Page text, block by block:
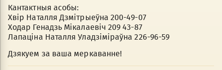
Кантактныя асобы:
Хвір Наталля Дзмітрыеўна 200-49-07
Ходар Генадзь Мікалаевіч 209 43-87
Лапаціна Наталля Уладзіміраўна 226-96-59
Дзякуем за ваша меркаванне!